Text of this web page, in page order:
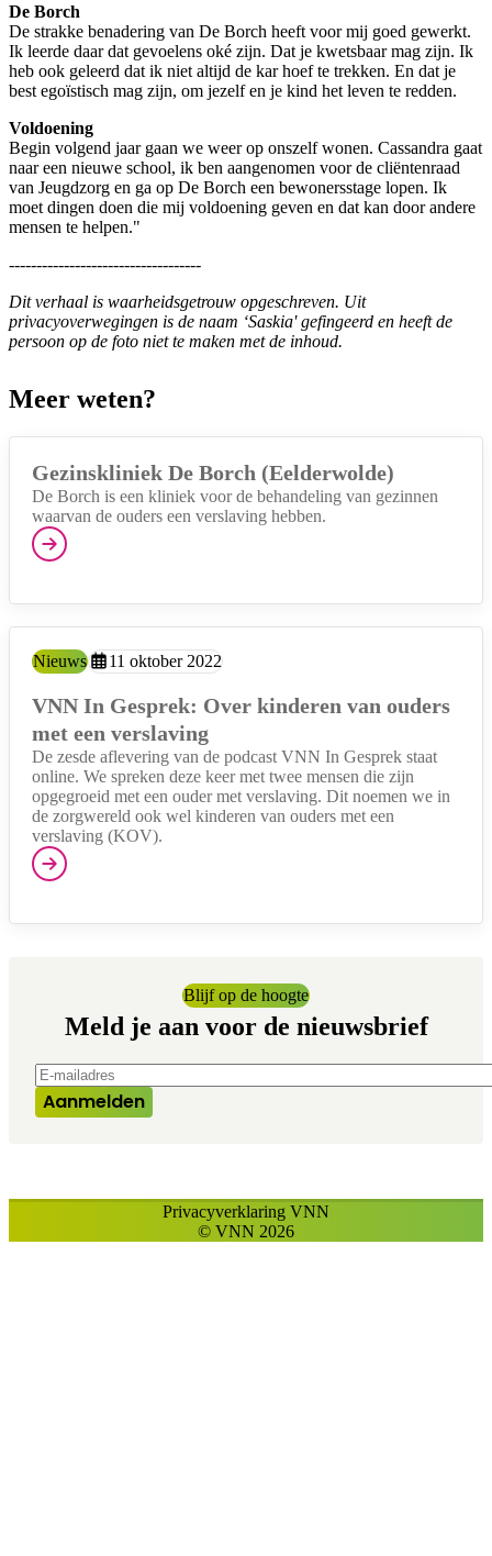
De Borch
De strakke benadering van De Borch heeft voor mij goed gewerkt.
Ik leerde daar dat gevoelens oké zijn. Dat je kwetsbaar mag zijn. Ik
heb ook geleerd dat ik niet altijd de kar hoef te trekken. En dat je
best egoïstisch mag zijn, om jezelf en je kind het leven te redden.
Voldoening
Begin volgend jaar gaan we weer op onszelf wonen. Cassandra gaat
naar een nieuwe school, ik ben aangenomen voor de cliëntenraad
van Jeugdzorg en ga op De Borch een bewonersstage lopen. Ik
moet dingen doen die mij voldoening geven en dat kan door andere
mensen te helpen."
-----------------------------------
Dit verhaal is waarheidsgetrouw opgeschreven. Uit
privacyoverwegingen is de naam ‘Saskia' gefingeerd en heeft de
persoon op de foto niet te maken met de inhoud.
Meer weten?
Gezinskliniek De Borch (Eelderwolde)
De Borch is een kliniek voor de behandeling van gezinnen
waarvan de ouders een verslaving hebben.
VNN In Gesprek: Over kinderen van ouders
met een verslaving
Type:
NieuwsAangemaakt op:
11 oktober 2022
De zesde aflevering van de podcast VNN In Gesprek staat
online. We spreken deze keer met twee mensen die zijn
opgegroeid met een ouder met verslaving. Dit noemen we in
de zorgwereld ook wel kinderen van ouders met een
verslaving (KOV).
Blijf op de hoogte
Meld je aan voor de nieuwsbrief
E-mailadres
Aanmelden
© VNN 2026
Privacyverklaring VNN